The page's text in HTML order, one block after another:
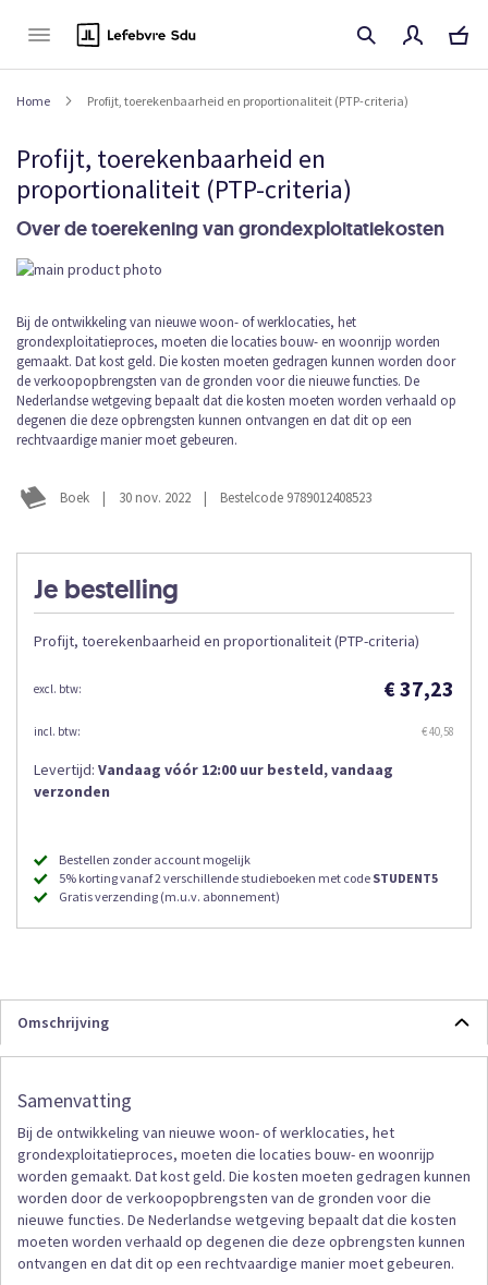
Home Profijt, toerekenbaarheid en proportionaliteit (PTP-criteria)
Profijt, toerekenbaarheid en
proportionaliteit (PTP-criteria)
Over de toerekening van grondexploitatiekosten
Je bestelling
Profijt, toerekenbaarheid en proportionaliteit (PTP-criteria)
€ 37,23
€ 40,58
Levertijd: Vandaag vóór 12:00 uur besteld, vandaag
verzonden
Bestellen zonder account mogelijk
5% korting vanaf 2 verschillende studieboeken met code STUDENT5
Gratis verzending (m.u.v. abonnement)
Ga
het
einde
van
de
afbeeldingen-
gallerij
Boek | 30 nov. 2022 | Bestelcode 9789012408523
Ga
naar
het
begin
van
de
afbeeldingen-
Bij de ontwikkeling van nieuwe woon- of werklocaties, het
grondexploitatieproces, moeten die locaties bouw- en woonrijp worden
gemaakt. Dat kost geld. Die kosten moeten gedragen kunnen worden door
de verkoopopbrengsten van de gronden voor die nieuwe functies. De
Nederlandse wetgeving bepaalt dat die kosten moeten worden verhaald op
degenen die deze opbrengsten kunnen ontvangen en dat dit op een
rechtvaardige manier moet gebeuren.
Omschrijving
Samenvatting
Bij de ontwikkeling van nieuwe woon- of werklocaties, het
grondexploitatieproces, moeten die locaties bouw- en woonrijp
worden gemaakt. Dat kost geld. Die kosten moeten gedragen kunnen
worden door de verkoopopbrengsten van de gronden voor die
nieuwe functies. De Nederlandse wetgeving bepaalt dat die kosten
moeten worden verhaald op degenen die deze opbrengsten kunnen
ontvangen en dat dit op een rechtvaardige manier moet gebeuren.